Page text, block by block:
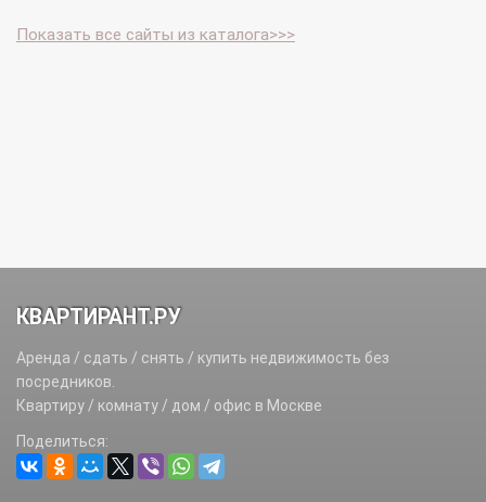
Показать все сайты из каталога>>>
КВАРТИРАНТ.РУ
Аренда / сдать / снять / купить недвижимость без
посредников.
Квартиру / комнату / дом / офис в Москве
Поделиться: